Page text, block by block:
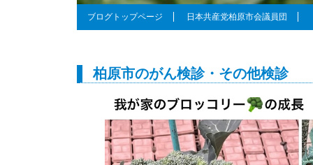
ブログトップページ 日本共産党柏原市会議員団
柏原市のがん検診・その他検診